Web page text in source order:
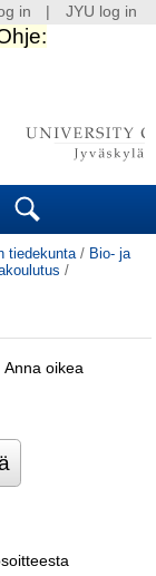
Search
tiedekunta / Bio- ja
/
oikea
in JYU log in